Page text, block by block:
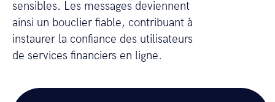
sensibles. Les messages deviennent
ainsi un bouclier fiable, contribuant à
instaurer la confiance des utilisateurs
de services financiers en ligne.